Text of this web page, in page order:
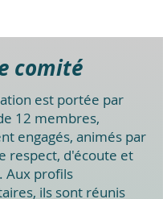
comité
est portée par
12 membres,
engagés, animés par
respect, d'écoute et
Aux profils
ils sont réunis